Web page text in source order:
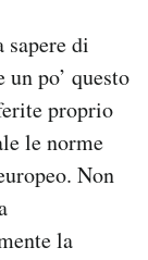
di
po’ questo
proprio
le norme
Non
la